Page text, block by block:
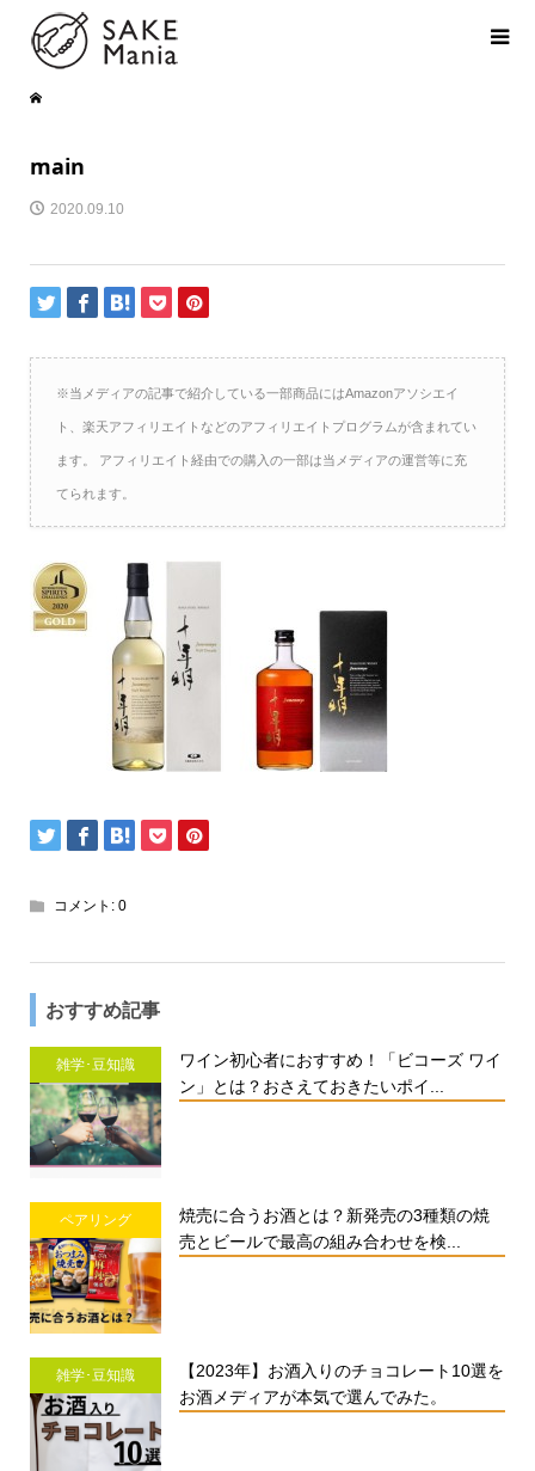
main
2020.09.10
※当メディアの記事で紹介している一部商品にはAmazonアソシエイ
ト、楽天アフィリエイトなどのアフィリエイトプログラムが含まれてい
ます。 アフィリエイト経由での購入の一部は当メディアの運営等に充
てられます。
コメント: 0
おすすめ記事
雑学･豆知識
ワイン初心者におすすめ！「ビコーズ ワイ
ン」とは？おさえておきたいポイ...
ペアリング
焼売に合うお酒とは？新発売の3種類の焼
売とビールで最高の組み合わせを検...
雑学･豆知識
【2023年】お酒入りのチョコレート10選を
お酒メディアが本気で選んでみた。